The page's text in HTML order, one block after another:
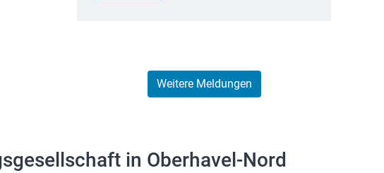
Weitere Meldungen
in Oberhavel-Nord